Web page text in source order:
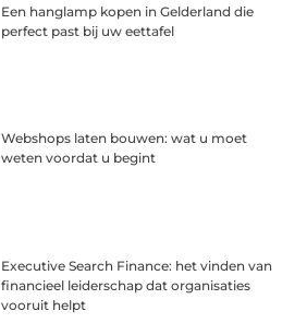
Een hanglamp kopen in Gelderland die
perfect past bij uw eettafel
Webshops laten bouwen: wat u moet
weten voordat u begint
Executive Search Finance: het vinden van
financieel leiderschap dat organisaties
vooruit helpt